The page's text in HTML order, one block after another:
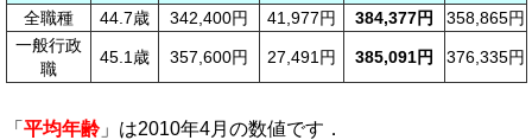
全職種 44.7歳 342,400円 41,977円 384,377円
358,865円
一般行政
職
45.1歳 357,600円 27,491円 385,091円 376,335円
「 平均年齢 」は2010年4月の数値です．